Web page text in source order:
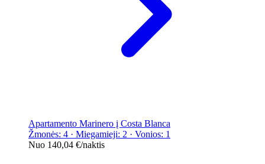
Apartamento Marinero į Costa Blanca
Žmonės: 4 · Miegamieji: 2 · Vonios: 1
Nuo 140,04 €/naktis